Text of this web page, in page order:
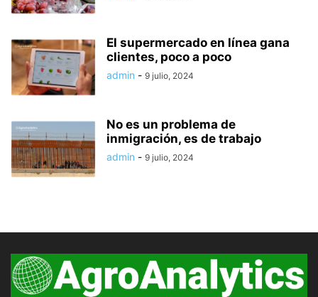
El supermercado en línea gana
clientes, poco a poco
admin - 9 julio, 2024
No es un problema de
inmigración, es de trabajo
admin - 9 julio, 2024